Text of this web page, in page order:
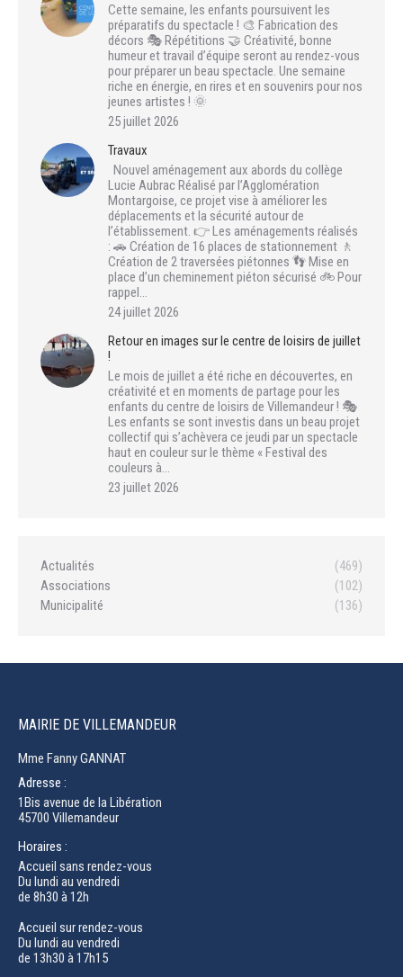
Cette semaine, les enfants poursuivent les
préparatifs du spectacle ! 🎨 Fabrication des
décors 🎭 Répétitions 🤝 Créativité, bonne
humeur et travail d’équipe seront au rendez-vous
pour préparer un beau spectacle. Une semaine
riche en énergie, en rires et en souvenirs pour nos
jeunes artistes ! 🌞
25 juillet 2026
Travaux
Nouvel aménagement aux abords du collège
Lucie Aubrac Réalisé par l’Agglomération
Montargoise, ce projet vise à améliorer les
déplacements et la sécurité autour de
l’établissement. 👉 Les aménagements réalisés
: 🚗 Création de 16 places de stationnement 🚶
Création de 2 traversées piétonnes 👣 Mise en
place d’un cheminement piéton sécurisé 🚲 Pour
rappel…
24 juillet 2026
Retour en images sur le centre de loisirs de juillet
!
Le mois de juillet a été riche en découvertes, en
créativité et en moments de partage pour les
enfants du centre de loisirs de Villemandeur ! 🎭
Les enfants se sont investis dans un beau projet
collectif qui s’achèvera ce jeudi par un spectacle
haut en couleur sur le thème « Festival des
couleurs à…
23 juillet 2026
Actualités
(469)
Associations
(102)
Municipalité
(136)
MAIRIE DE VILLEMANDEUR
Mme Fanny GANNAT
Adresse :
1Bis avenue de la Libération
45700 Villemandeur
Horaires :
Accueil sans rendez-vous
Du lundi au vendredi
de 8h30 à 12h
Accueil sur rendez-vous
Du lundi au vendredi
de 13h30 à 17h15